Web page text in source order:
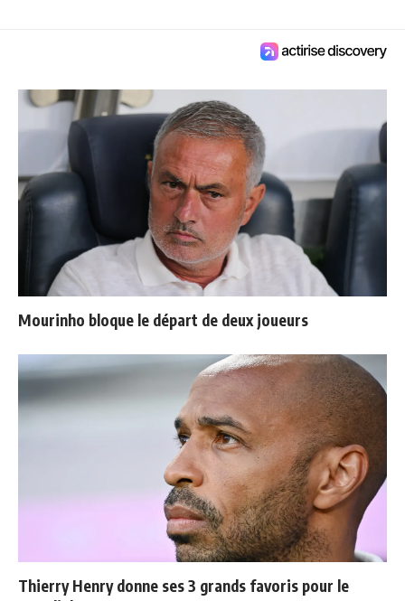
Mourinho bloque le départ de deux joueurs
Thierry Henry donne ses 3 grands favoris pour le